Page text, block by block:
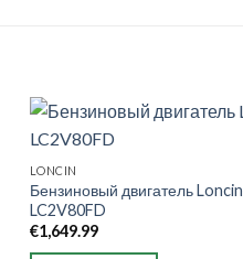
LONCIN
Бензиновый двигатель Loncin
LC2V80FD
€1,649.99